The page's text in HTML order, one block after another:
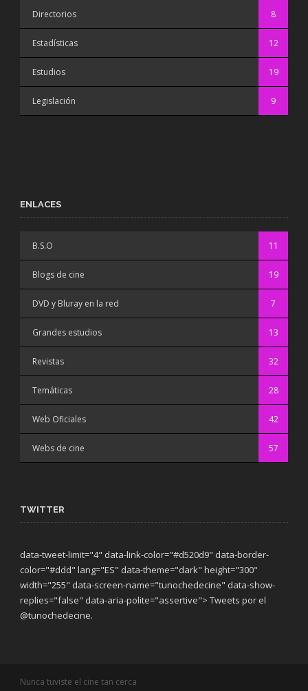
Directorios 8
Estadísticas 12
Estudios 19
Legislación 9
ENLACES
B.S.O 11
Blogs de cine 19
DVD y Bluray en la red 7
Grandes estudios 13
Revistas 32
Temáticas 28
Web Oficiales 42
Webs de cine 57
TWITTER
data-tweet-limit="4" data-link-color="#d520d9" data-border-
color="#ddd" lang="ES" data-theme="dark" height="300"
width="255" data-screen-name="tunochedecine" data-show-
replies="false" data-aria-polite="assertive"> Tweets por el
@tunochedecine.
Nunca tuviste el cine tan cerca